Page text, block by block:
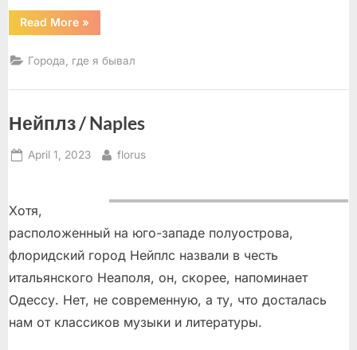
Read More“Ки-
Уэст
город
романтиков”
»
Города, где я бывал
Нейплз / Naples
Posted
April 1, 2023 By
florus
Хотя,
расположенный на юго-западе полуострова,
флоридский город Нейплс назвали в честь
итальянского Неаполя, он, скорее, напоминает
Одессу. Нет, не современную, а ту, что досталась
нам от классиков музыки и литературы.